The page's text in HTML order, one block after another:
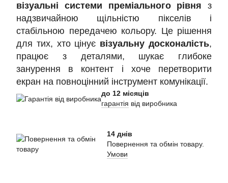
візуальні системи преміального рівня з
надзвичайною щільністю пікселів і
стабільною передачею кольору. Це рішення
для тих, хто цінує візуальну досконалість,
працює з деталями, шукає глибоке
занурення в контент і хоче перетворити
екран на повноцінний інструмент комунікації.
до 12 місяців
гарантія від виробника
14 днів
Повернення та обмін товару.
Умови